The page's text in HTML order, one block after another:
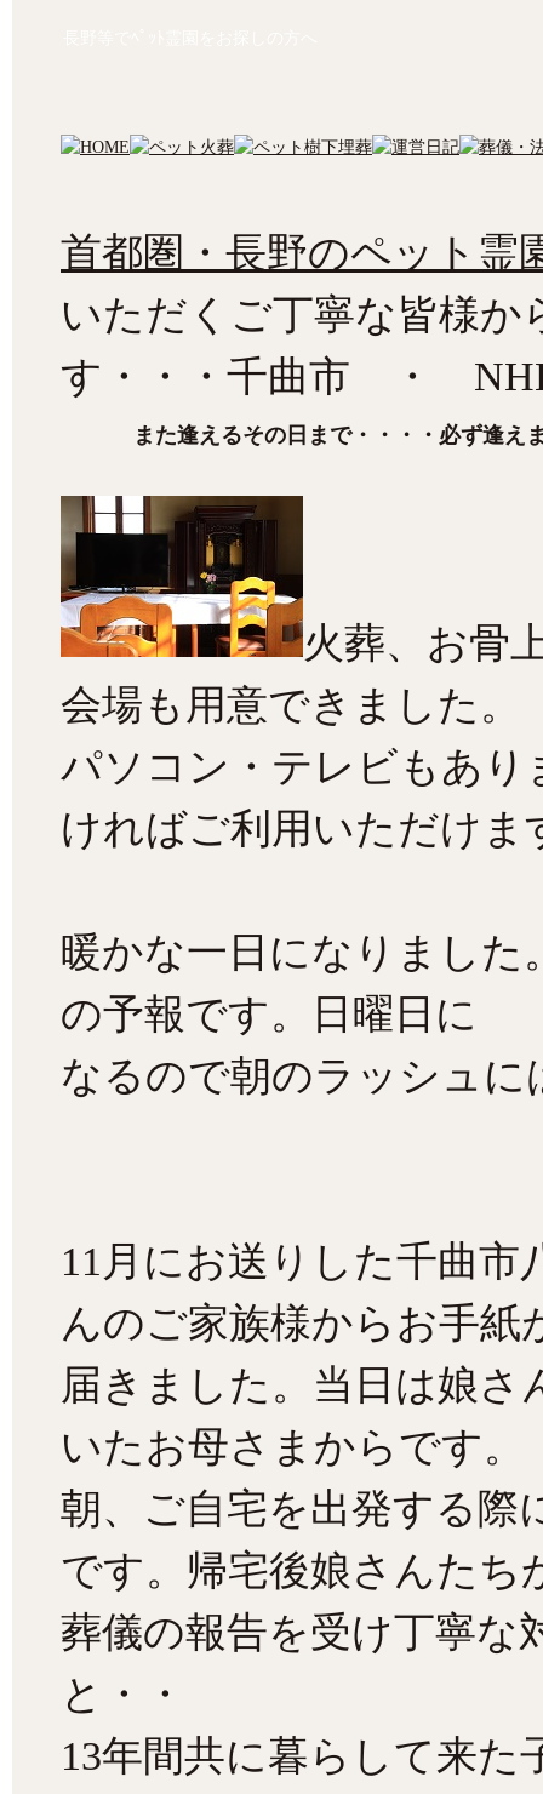
首都圏・長野のペット霊
いただくご丁寧な皆様
す・・・千曲市 ・
また逢えるその日まで・・・・必ず逢え
火葬、お骨
会場も用意できました。
パソコン・テレビもあ
ければご利用いただけま
暖かな一日になりました
の予報です。日曜日に
なるので朝のラッシュ
11月にお送りした千曲
んのご家族様からお手紙
届きました。当日は娘
いたお母さまからです。
朝、ご自宅を出発する際
です。帰宅後娘さんたち
葬儀の報告を受け丁寧な
と・・
13年間共に暮らして来